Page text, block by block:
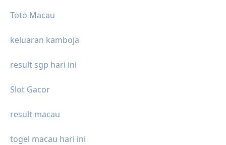
Toto Macau
keluaran kamboja
result sgp hari ini
Slot Gacor
result macau
togel macau hari ini